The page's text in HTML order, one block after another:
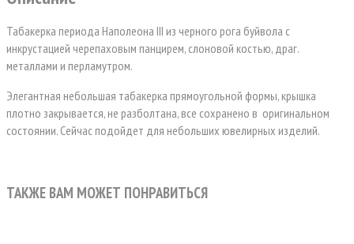
Табакерка периода Наполеона III из черного рога буйвола с
инкрустацией черепаховым панцирем, слоновой костью, драг.
металлами и перламутром.
Элегантная небольшая табакерка прямоугольной формы, крышка
плотно закрывается, не разболтана, все сохранено в оригинальном
состоянии. Сейчас подойдет для небольших ювелирных изделий.
ТАКЖЕ ВАМ МОЖЕТ ПОНРАВИТЬСЯ